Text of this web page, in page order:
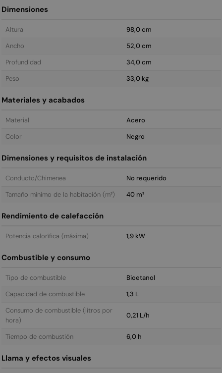
Dimensiones
Altura
98,0 cm
Ancho
52,0 cm
Profundidad
34,0 cm
Peso
33,0 kg
Materiales y acabados
Material
Acero
Color
Negro
Dimensiones y requisitos de instalación
Conducto/Chimenea
No requerido
Tamaño mínimo de la habitación (m³)
40 m³
Rendimiento de calefacción
Potencia calorífica (máxima) 1,9 kW
Combustible y consumo
Tipo de combustible
Bioetanol
Capacidad de combustible
1,3 L
Consumo de combustible (litros por
hora)
0,21 L/h
Tiempo de combustión 6,0 h
Llama y efectos visuales